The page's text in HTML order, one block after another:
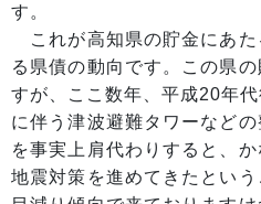
す。
これが高知県の貯金にあた
る県債の動向です。この県
すが、ここ数年、平成20年
に伴う津波避難タワーなど
を事実上肩代わりすると、
地震対策を進めてきたとい